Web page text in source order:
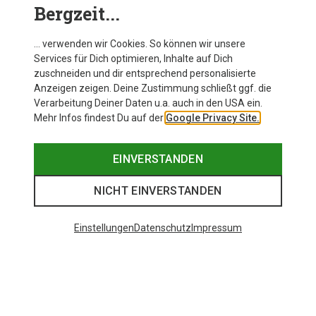
Bergzeit...
… verwenden wir Cookies. So können wir unsere
Services für Dich optimieren, Inhalte auf Dich
zuschneiden und dir entsprechend personalisierte
Anzeigen zeigen. Deine Zustimmung schließt ggf. die
Verarbeitung Deiner Daten u.a. auch in den USA ein.
Mehr Infos findest Du auf der Google Privacy Site.
EINVERSTANDEN
NICHT EINVERSTANDEN
EinstellungenDatenschutz Impressum